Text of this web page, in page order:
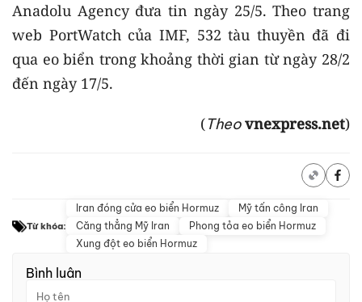
Anadolu Agency đưa tin ngày 25/5. Theo trang
web PortWatch của IMF, 532 tàu thuyền đã đi
qua eo biển trong khoảng thời gian từ ngày 28/2
đến ngày 17/5.
(Theovnexpress.net)
Từ khóa:
Iran đóng cửa eo biển Hormuz
Mỹ tấn công Iran
Căng thẳng Mỹ Iran
Phong tỏa eo biển Hormuz
Xung đột eo biển Hormuz
Bình luận